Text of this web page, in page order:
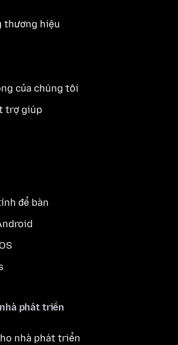
thương hiệu
của chúng tôi
trợ giúp
để bàn
phát triển
nhà phát triển